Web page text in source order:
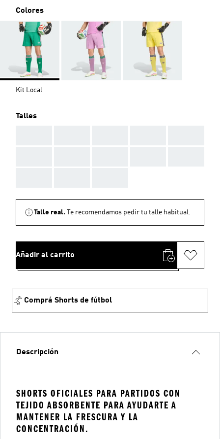
Colores
Kit Local
Talles
Talle real. Te recomendamos pedir tu talle habitual.
Añadir al carrito
Comprá Shorts de fútbol
Descripción
SHORTS OFICIALES PARA PARTIDOS CON
TEJIDO ABSORBENTE PARA AYUDARTE A
MANTENER LA FRESCURA Y LA
CONCENTRACIÓN.